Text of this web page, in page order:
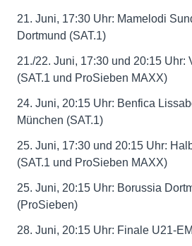
21. Juni, 17:30 Uhr: Mamelodi
Dortmund (SAT.1)
21./22. Juni, 17:30 und 20:15 Uhr:
(SAT.1 und ProSieben MAXX)
24. Juni, 20:15 Uhr: Benfica
München (SAT.1)
25. Juni, 17:30 und 20:15 Uhr:
(SAT.1 und ProSieben MAXX)
25. Juni, 20:15 Uhr: Borussia
(ProSieben)
28. Juni, 20:15 Uhr: Finale U21-